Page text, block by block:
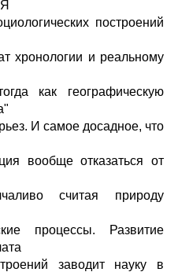
построений
хронологии и реальному
как географическую
И самое досадное, что
вообще отказаться от
считая природу
процессы. Развитие
заводит науку в